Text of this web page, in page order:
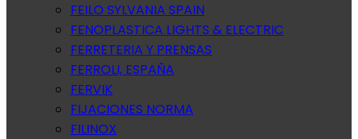
FEILO SYLVANIA SPAIN
FENOPLASTICA LIGHTS & ELECTRIC
FERRETERIA Y PRENSAS
FERROLI, ESPAÑA
FERVIK
FIJACIONES NORMA
FILINOX